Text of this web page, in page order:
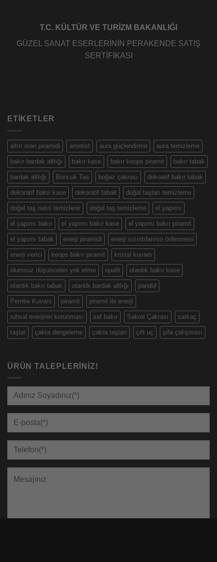
T.C. KÜLTÜR VE TURİZM BAKANLIĞI
GÜZEL SANAT ESERLERİNİN PERAKENDE SATIŞ
SERTİFİKASI
ETIKETLER
altın oran piramidi ametist aura güçlendirme aura temizleme
bakır bardak altlığı bakır kase bakır keops piramit bakır tabak
bardak altlığı Boncuk Tas boğaz çakrası dekoatif bakır tabak
dekoratif bakır kase dekoratif tabak doğal taşları temizleme
doğal taş nasıl temizlenir doğal taş temizleme el yapımı
el yapımı bakır el yapımı bakır kase el yapımı bakır piramit
el yapımı tabak enerji piramidi enerji sızıntılarının önlenmesi
enerji verici keops bakır piramit kristal kuvars
olumsuz düşünceleri yok etme opalit otantik bakır kase
otantik bakır tabak otantik bardak altlığı pandül
Pembe Kuvars piramit piramit ile enerji
ruhsal enerjinin korunması saf bakır Sakral Çakrası sarkaç
taşlar çakra dengeleme çakra taşları çift uç şifa çalışması
ÜRÜN TALEPLERINIZ!